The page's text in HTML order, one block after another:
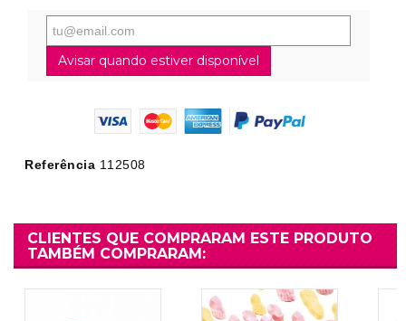
Avisar quando estiver disponível
Referência 112508
CLIENTES QUE COMPRARAM ESTE PRODUTO
TAMBÉM COMPRARAM: